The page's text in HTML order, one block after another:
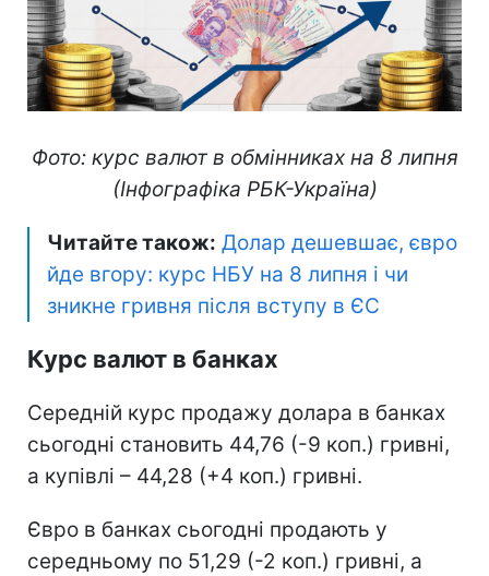
Фото: курс валют в обмінниках на 8 липня
(Інфографіка РБК-Україна)
Читайте також: Долар дешевшає, євро
йде вгору: курс НБУ на 8 липня і чи
зникне гривня після вступу в ЄС
Курс валют в банках
Середній курс продажу долара в банках
сьогодні становить 44,76 (-9 коп.) гривні,
а купівлі – 44,28 (+4 коп.) гривні.
Євро в банках сьогодні продають у
середньому по 51,29 (-2 коп.) гривні, а